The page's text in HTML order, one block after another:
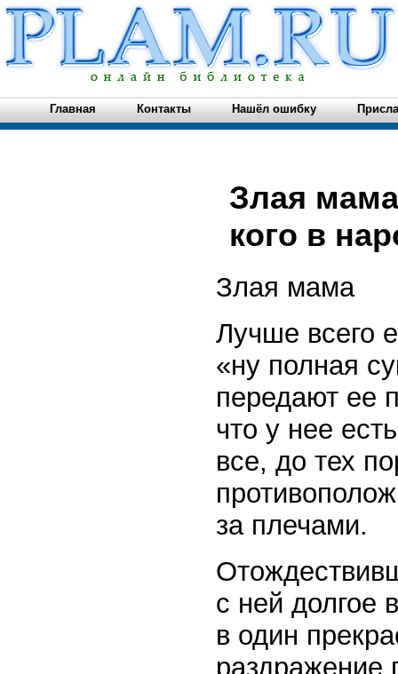
Главная Контакты Нашёл ошибку
Злая
кого в
Злая мама
Лучше всего
«ну полная
передают ее
что у нее
все, до тех
за плечами.
с ней долгое
в один
раздражение